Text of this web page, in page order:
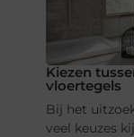
Kiezen
vloertegels
Bij het
veel keuzes